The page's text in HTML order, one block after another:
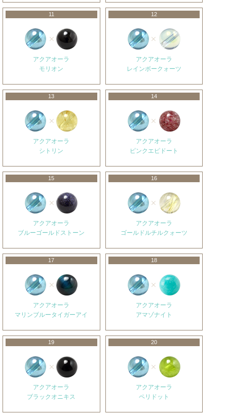
11
アクアオーラ
モリオン
12
アクアオーラ
レインボークォーツ
13
アクアオーラ
シトリン
14
アクアオーラ
ピンクエピドート
15
アクアオーラ
ブルーゴールドストーン
16
アクアオーラ
ゴールドルチルクォーツ
17
アクアオーラ
マリンブルータイガーアイ
18
アクアオーラ
アマゾナイト
19
アクアオーラ
ブラックオニキス
20
アクアオーラ
ペリドット